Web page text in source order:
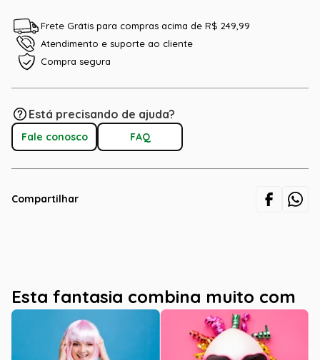
Frete Grátis para compras acima de R$ 249,99
Atendimento e suporte ao cliente
Compra segura
Está precisando de ajuda?
Fale conosco FAQ
Compartilhar
Esta fantasia combina muito com